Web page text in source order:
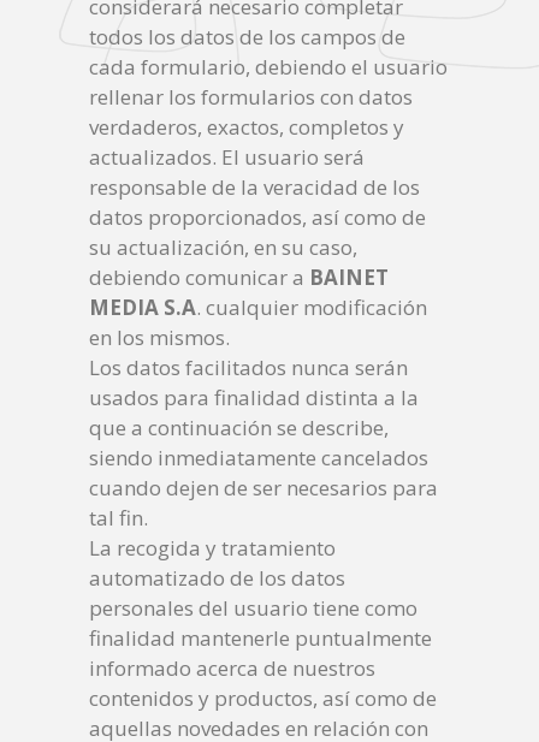
considerará necesario completar
todos los datos de los campos de
cada formulario, debiendo el usuario
rellenar los formularios con datos
verdaderos, exactos, completos y
actualizados. El usuario será
responsable de la veracidad de los
datos proporcionados, así como de
su actualización, en su caso,
debiendo comunicar a BAINET
MEDIA S.A. cualquier modificación
en los mismos.
Los datos facilitados nunca serán
usados para finalidad distinta a la
que a continuación se describe,
siendo inmediatamente cancelados
cuando dejen de ser necesarios para
tal fin.
La recogida y tratamiento
automatizado de los datos
personales del usuario tiene como
finalidad mantenerle puntualmente
informado acerca de nuestros
contenidos y productos, así como de
aquellas novedades en relación con